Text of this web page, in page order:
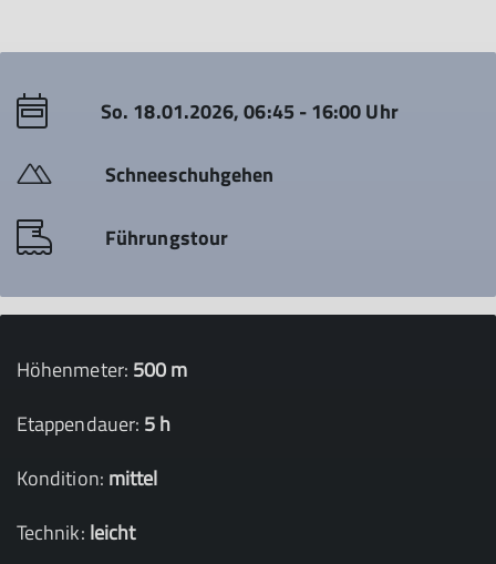
So. 18.01.2026, 06:45 - 16:00 Uhr
Schneeschuhgehen
Führungstour
Höhenmeter: 500 m
Etappendauer: 5 h
Kondition: mittel
Technik: leicht